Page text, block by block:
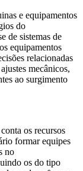
e equipamentos
do
de sistemas de
equipamentos
relacionadas
mecânicos,
ao surgimento
os recursos
formar equipes
no
os do tipo